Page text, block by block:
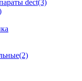
dect(3)
(2)